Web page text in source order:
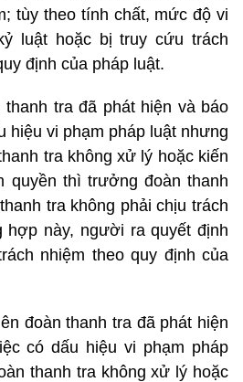
tùy theo tính chất, mức độ vi
luật hoặc bị truy cứu trách
định của pháp luật.
tra đã phát hiện và báo
hiệu vi phạm pháp luật nhưng
tra không xử lý hoặc kiến
quyền thì trưởng đoàn thanh
tra không phải chịu trách
hợp này, người ra quyết định
nhiệm theo quy định của
đoàn thanh tra đã phát hiện
có dấu hiệu vi phạm pháp
thanh tra không xử lý hoặc